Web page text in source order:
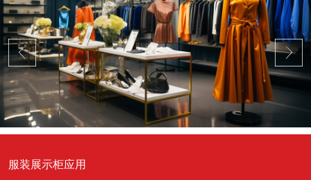
服装展示柜应用